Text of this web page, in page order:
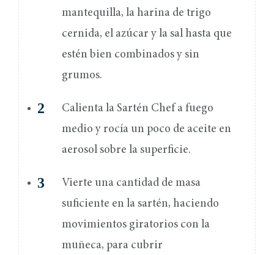
mantequilla, la harina de trigo
cernida, el azúcar y la sal hasta que
estén bien combinados y sin
grumos.
Calienta la Sartén Chef a fuego
medio y rocía un poco de aceite en
aerosol sobre la superficie.
Vierte una cantidad de masa
suficiente en la sartén, haciendo
movimientos giratorios con la
muñeca, para cubrir